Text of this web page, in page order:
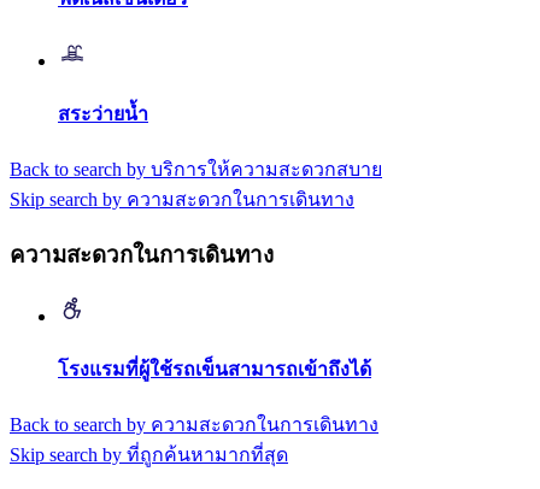
สระว่ายน้ำ
Back to search by บริการให้ความสะดวกสบาย
Skip search by ความสะดวกในการเดินทาง
ความสะดวกในการเดินทาง
โรงแรมที่ผู้ใช้รถเข็นสามารถเข้าถึงได้
Back to search by ความสะดวกในการเดินทาง
Skip search by ที่ถูกค้นหามากที่สุด